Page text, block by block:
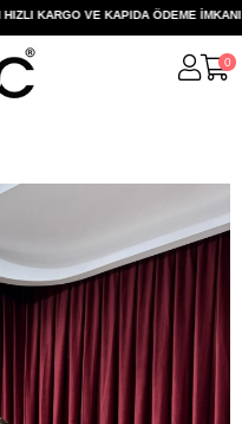
KARGO VE KAPIDA ÖDEME İMKANI
0